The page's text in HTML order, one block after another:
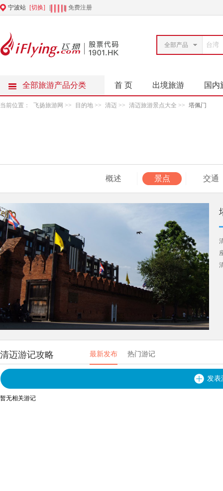
宁波站 [切换] 免费注册
全部产品
全部旅游产品分类 首 页 出境旅游 国内
当前位置： 飞扬旅游网 >> 目的地 >> 清迈 >> 清迈旅游景点大全 >> 塔佩门
概述 景点 交通
清迈游记攻略 最新发布 热门游记
发表
暂无相关游记